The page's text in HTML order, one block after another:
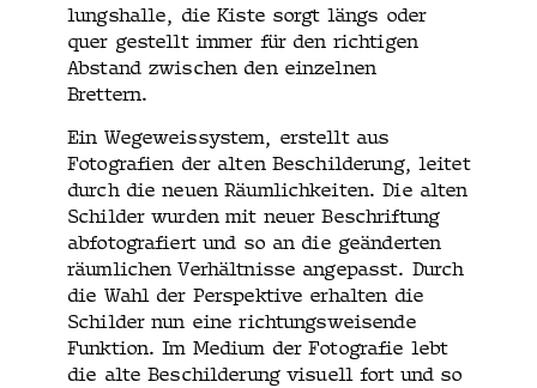
lung­shalle, die Kiste sorgt längs oder
quer gestellt immer für den richti­gen
Abstand zwis­chen den einzel­nen
Brettern.
Ein Wegeweis­sys­tem, erstellt aus
Fotografien der alten Beschilderung, leit­et
durch die neuen Räum­lichkeit­en. Die alten
Schilder wur­den mit neuer Beschrif­tung
abfo­tografiert und so an die geän­derten
räum­lichen Ver­hält­nisse angepasst. Durch
die Wahl der Per­spek­tive erhal­ten die
Schilder nun eine rich­tungsweisende
Funk­tion. Im Medi­um der Fotografie lebt
die alte Beschilderung visuell fort und so